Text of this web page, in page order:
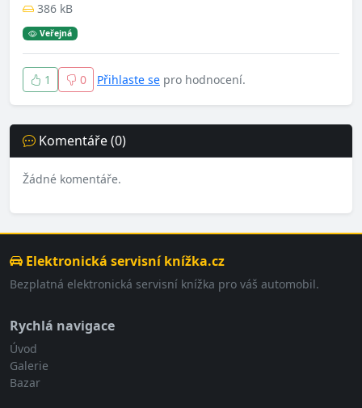
386 kB
Veřejná
1 0 Přihlaste se pro hodnocení.
Komentáře (0)
Žádné komentáře.
Elektronická servisní knížka.cz
Bezplatná elektronická servisní knížka pro váš automobil.
Rychlá navigace
Úvod
Galerie
Bazar